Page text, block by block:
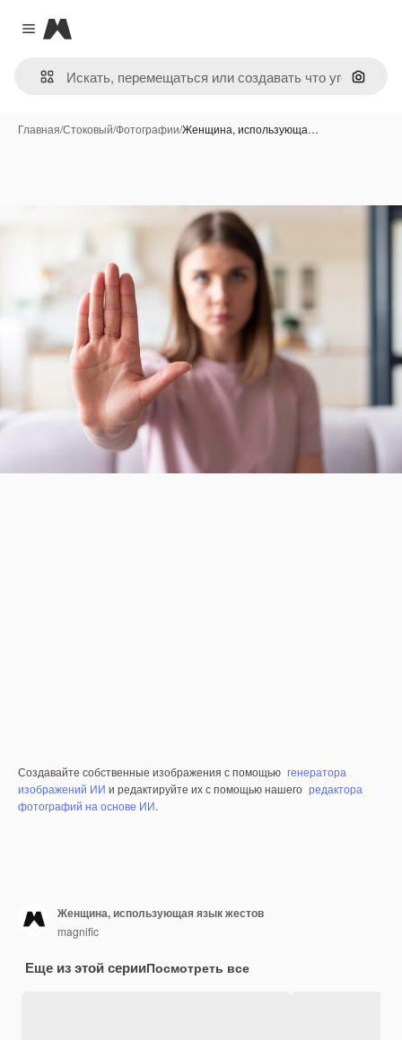
Close menu
Magnific
Поиск
Главная/Стоковый/Фотографии/Женщина, использующа…
Создавайте собственные изображения с помощью генератора
изображений ИИ и редактируйте их с помощью нашего редактора
фотографий на основе ИИ.
Женщина, использующая язык жестов
magnific
Еще из этой серииПосмотреть все